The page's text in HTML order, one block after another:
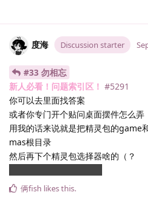
度海 Discussion starter
#33 勿相忘
新人必看！问题索引区！ #5291
你可以去里面找答案
或者你专门开个贴问桌面摆件怎么弄
用我的话来说就是把精灵包的game
mas根目录
然后再下个精灵包选择器啥的（？
俩fish likes this.